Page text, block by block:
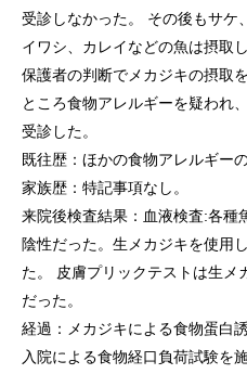
受診しなかった。 その後もサケ
イワシ、カレイなどの魚は摂取
保護者の判断でメカジキの摂取
ところ食物アレルギーを疑われ
受診した。
既往歴：ほかの食物アレルギー
家族歴：特記事項なし。
来院後検査結果：血液検査:各種
陰性だった。生メカジキを使用
た。 皮膚プリックテストは生メ
だった。
経過：メカジキによる食物蛋白
入院による食物経口負荷試験を